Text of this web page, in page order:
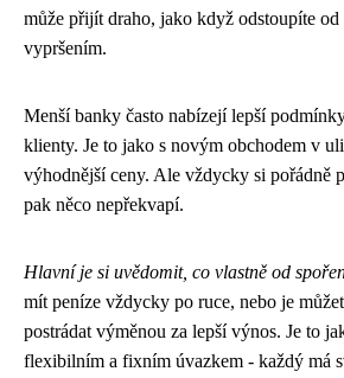
může přijít draho, jako když odstoupíte
vypršením.
Menší banky často nabízejí lepší
klienty. Je to jako s novým obchodem v
výhodnější ceny. Ale vždycky si pořádně
pak něco nepřekvapí.
Hlavní je si uvědomit, co vlastně od
mít peníze vždycky po ruce, nebo je
postrádat výměnou za lepší výnos. Je to
flexibilním a fixním úvazkem - každý má